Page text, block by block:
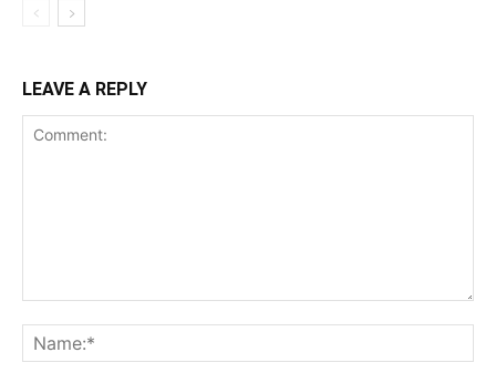
LEAVE A REPLY